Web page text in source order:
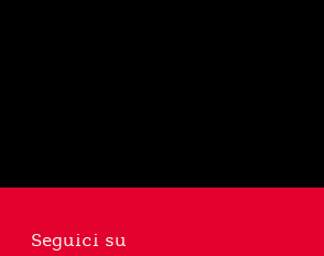
Seguici su